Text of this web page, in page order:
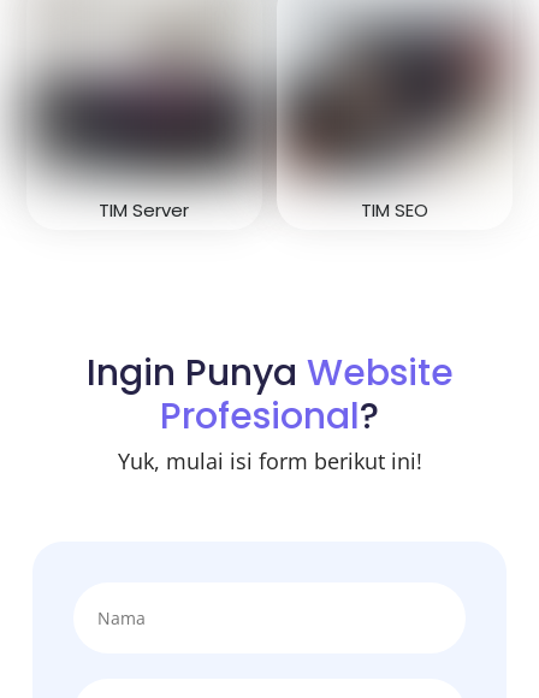
TIM Server TIM SEO
Ingin Punya Website
Profesional?
Yuk, mulai isi form berikut ini!